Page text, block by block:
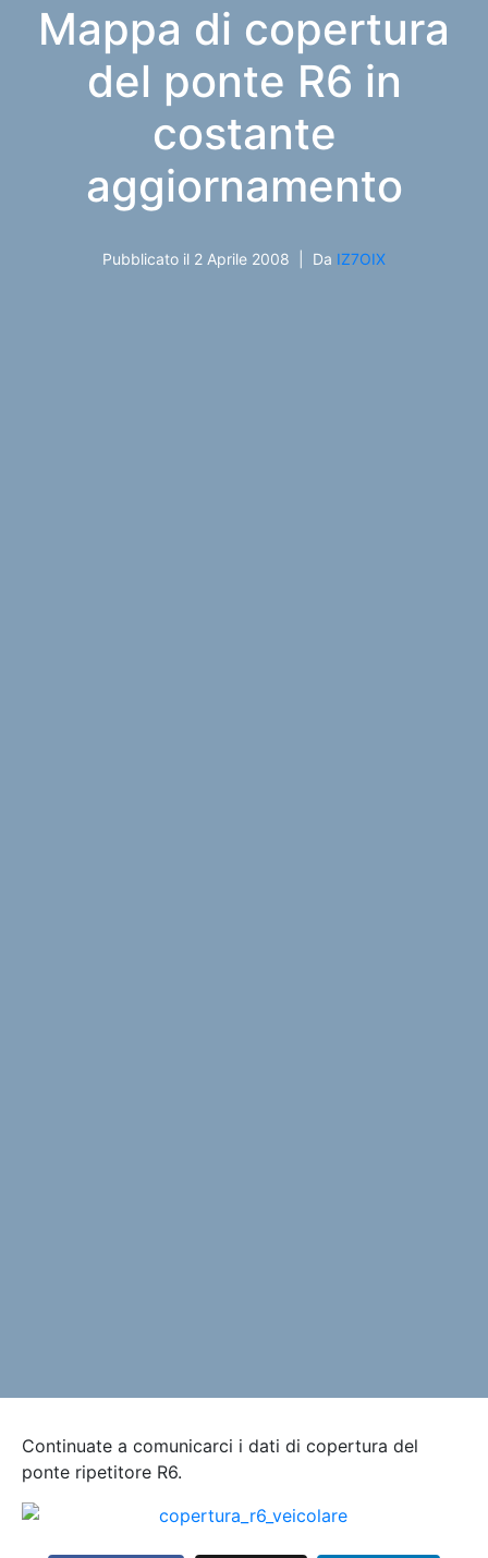
Mappa di copertura
del ponte R6 in
costante
aggiornamento
Pubblicato il 2 Aprile 2008 Da IZ7OIX
Continuate a comunicarci i dati di copertura del
ponte ripetitore R6.